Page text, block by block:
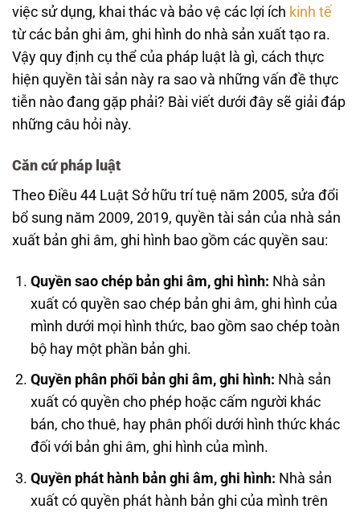
việc sử dụng, khai thác và bảo vệ các lợi ích kinh tế
từ các bản ghi âm, ghi hình do nhà sản xuất tạo ra.
Vậy quy định cụ thể của pháp luật là gì, cách thực
hiện quyền tài sản này ra sao và những vấn đề thực
tiễn nào đang gặp phải? Bài viết dưới đây sẽ giải đáp
những câu hỏi này.
Căn cứ pháp luật
Theo Điều 44 Luật Sở hữu trí tuệ năm 2005, sửa đổi
bổ sung năm 2009, 2019, quyền tài sản của nhà sản
xuất bản ghi âm, ghi hình bao gồm các quyền sau:
Quyền sao chép bản ghi âm, ghi hình: Nhà sản
xuất có quyền sao chép bản ghi âm, ghi hình của
mình dưới mọi hình thức, bao gồm sao chép toàn
bộ hay một phần bản ghi.
Quyền phân phối bản ghi âm, ghi hình: Nhà sản
xuất có quyền cho phép hoặc cấm người khác
bán, cho thuê, hay phân phối dưới hình thức khác
đối với bản ghi âm, ghi hình của mình.
Quyền phát hành bản ghi âm, ghi hình: Nhà sản
xuất có quyền phát hành bản ghi của mình trên